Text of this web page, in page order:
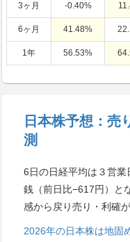
3ヶ月 -0.40%
6ヶ月 41.48%
1年 56.53%
日本株予想：
測
6日の日経平均は３営
銭（前日比−617円）と
感から戻り売り・利確
2026年の日本株は地固